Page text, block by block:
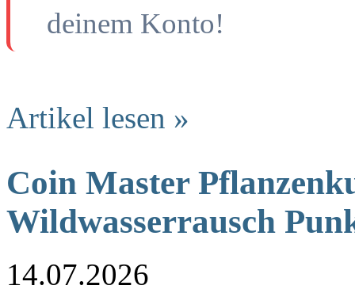
deinem Konto!
Artikel lesen »
Coin Master
Wildwasserrausch
14.07.2026